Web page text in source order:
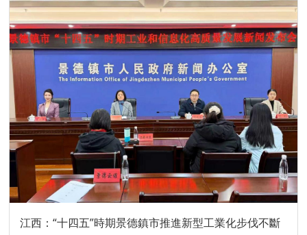
江西：“十四五”時期景德鎮市推進新型工業化步伐不斷